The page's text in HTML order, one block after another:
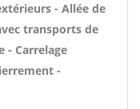
- Allée de
transports de
- Carrelage
-